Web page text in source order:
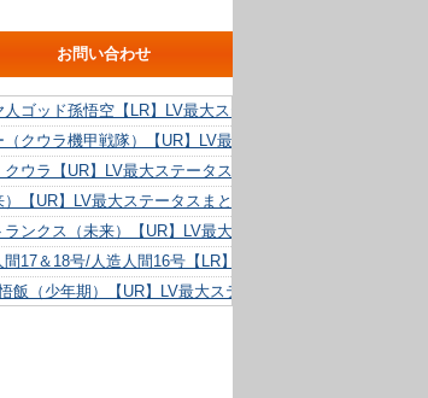
お問い合わせ
ゴッド孫悟空【LR】LV最大ステータスまとめ！
クウラ機甲戦隊）【UR】LV最大ステータスまとめ！
ウラ【UR】LV最大ステータスまとめ！
【UR】LV最大ステータスまとめ！
ンクス（未来）【UR】LV最大ステータスまとめ！
17＆18号/人造人間16号【LR】LV最大ステータスまとめ！
飯（少年期）【UR】LV最大ステータスまとめ！
UR】LV最大ステータスまとめ！
号【UR】LV最大ステータスまとめ！